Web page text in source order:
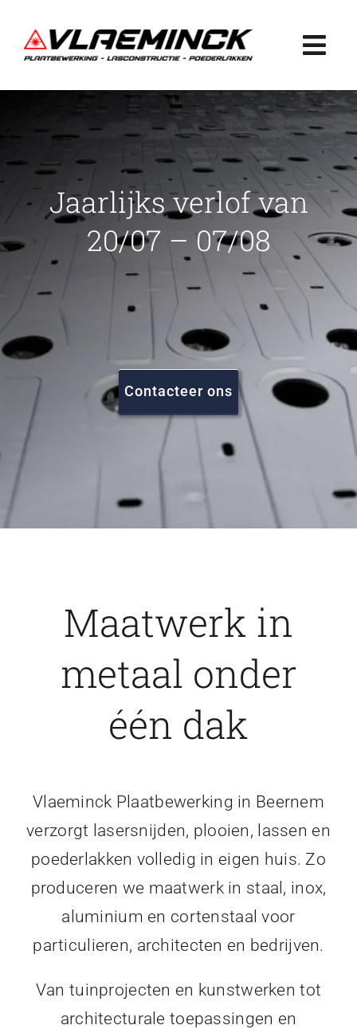
naar
inhoud
Plaatbewerking
Lasconstructie
Poederlakken
Projecten
FAQ
Vacatures
Jaarlijks verlof van
20/07 – 07/08
Contacteer ons
Maatwerk in
metaal onder
één dak
Vlaeminck Plaatbewerking in Beernem
verzorgt lasersnijden, plooien, lassen en
poederlakken volledig in eigen huis. Zo
produceren we maatwerk in staal, inox,
aluminium en cortenstaal voor
particulieren, architecten en bedrijven.
Van tuinprojecten en kunstwerken tot
architecturale toepassingen en